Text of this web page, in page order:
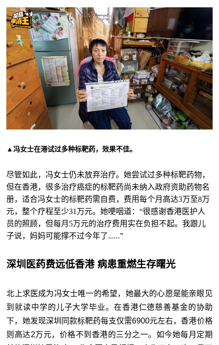
▲冯女士在港试过多种标靶药，效果不佳。
尽管如此，冯女士仍未放弃治疗。她尝试过多种标靶药物，
但在香港，很多治疗癌症的标靶药尚未纳入政府资助药物名
册，适合冯女士的标靶药需自费，费用每个月高达3万至8万
元，整个疗程至少31万元。她哽咽道：“很感谢香港医护人
员的照顾，但每月5万元的治疗费用实在负担不起。我跟儿
子说，妈妈可能撑不过今年了......”
深圳医药费远低香港 病患重燃生存曙光
北上求医成为冯女士唯一的希望，她最大的心愿是能亲眼见
到就读中学的儿子大学毕业。在香港仁德慈善基金的协助
下，她发现深圳同款标靶药每支仅需6900元左右，香港价格
则高达2万元，价格不到香港的三分之一。如今她每月定期